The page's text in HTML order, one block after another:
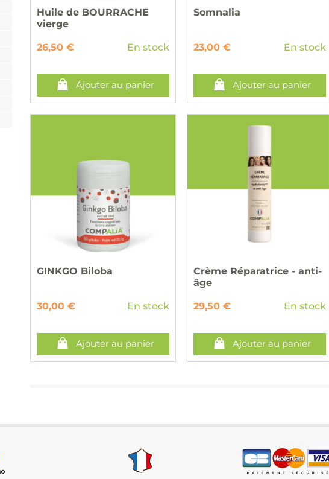
Huile de BOURRACHE
vierge
26,50 € En stock
Ajouter au panier
Somnalia
23,00 € En stock
Ajouter au panier
GINKGO Biloba
30,00 € En stock
Ajouter au panier
Crème Réparatrice - anti-
âge
29,50 € En stock
Ajouter au panier